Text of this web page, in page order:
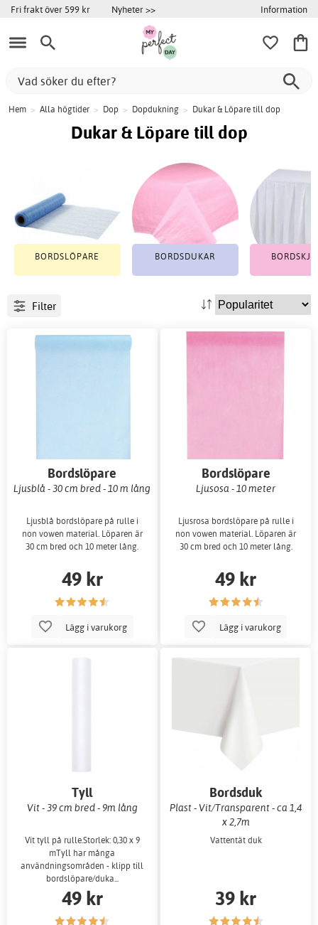
Fri frakt över 599 kr Nyheter >> Information
Hem > Alla högtider > Dop > Dopdukning > Dukar & Löpare till dop
Dukar & Löpare till dop
BORDSLÖPARE BORDSDUKAR
Filter
Bordslöpare
Ljusblå - 30 cm bred - 10 m lång
Ljusblå bordslöpare på rulle i
non vowen material. Löparen är
30 cm bred och 10 meter lång.
49 kr
Lägg i varukorg
Bordslöpare
Ljusosa - 10 meter
Ljusrosa bordslöpare på rulle i
non vowen material. Löparen är
30 cm bred och 10 meter lång.
49 kr
Lägg i varukorg
Tyll
Vit - 39 cm bred - 9m lång
Vit tyll på rulle.Storlek: 0,30 x 9
mTyll har många
användningsområden - klipp till
bordslöpare/duka...
49 kr
Bordsduk
Plast - Vit/Transparent - ca 1,4
x 2,7m
Vattentät duk
39 kr